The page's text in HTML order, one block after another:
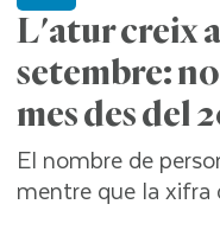
L'atur creix
setembre:
mes des del
El nombre de
mentre que la xifra